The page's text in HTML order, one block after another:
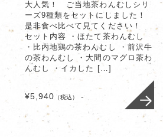
大人気！ ご当地茶わんむしシリ
ーズ9種類をセットにしました！
是非食べ比べて見てください！
セット内容 ・ほたて茶わんむし
・比内地鶏の茶わんむし ・前沢牛
の茶わんむし ・大間のマグロ茶わ
んむし ・イカした […]
¥5,940 （税込） -